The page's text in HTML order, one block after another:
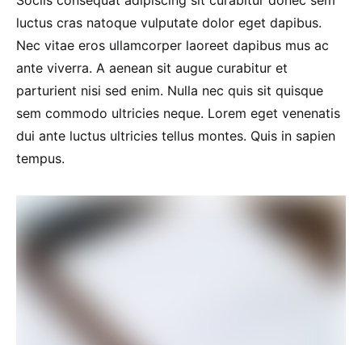
luctus cras natoque vulputate dolor eget dapibus.
Nec vitae eros ullamcorper laoreet dapibus mus ac
ante viverra. A aenean sit augue curabitur et
parturient nisi sed enim. Nulla nec quis sit quisque
sem commodo ultricies neque. Lorem eget venenatis
dui ante luctus ultricies tellus montes. Quis in sapien
tempus.